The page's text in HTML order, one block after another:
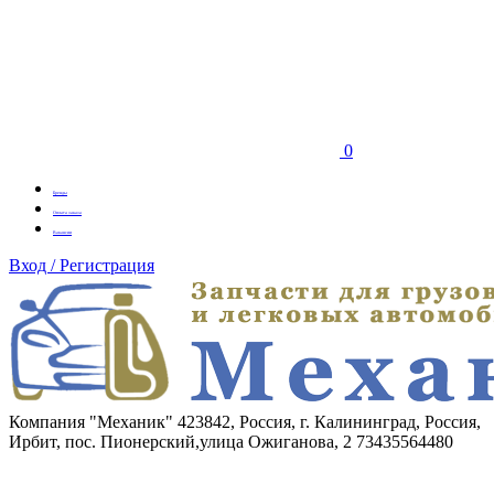
0
Бренды
Оплата заказа
Вакансии
Вход / Регистрация
Компания "Механик" 423842, Россия, г. Калининград, Россия,
Ирбит, пос. Пионерский,улица Ожиганова, 2 73435564480